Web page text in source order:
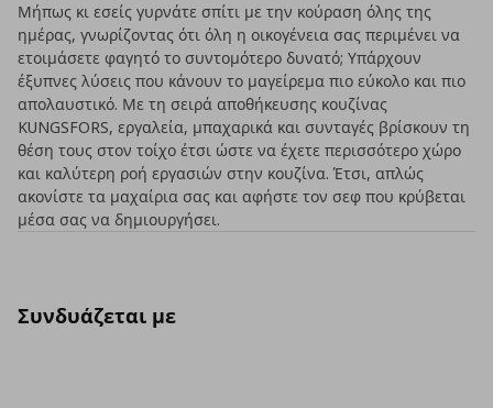
Μήπως κι εσείς γυρνάτε σπίτι με την κούραση όλης της
ημέρας, γνωρίζοντας ότι όλη η οικογένεια σας περιμένει να
ετοιμάσετε φαγητό το συντομότερο δυνατό; Υπάρχουν
έξυπνες λύσεις που κάνουν το μαγείρεμα πιο εύκολο και πιο
απολαυστικό. Με τη σειρά αποθήκευσης κουζίνας
KUNGSFORS, εργαλεία, μπαχαρικά και συνταγές βρίσκουν τη
θέση τους στον τοίχο έτσι ώστε να έχετε περισσότερο χώρο
και καλύτερη ροή εργασιών στην κουζίνα. Έτσι, απλώς
ακονίστε τα μαχαίρια σας και αφήστε τον σεφ που κρύβεται
μέσα σας να δημιουργήσει.
Συνδυάζεται με